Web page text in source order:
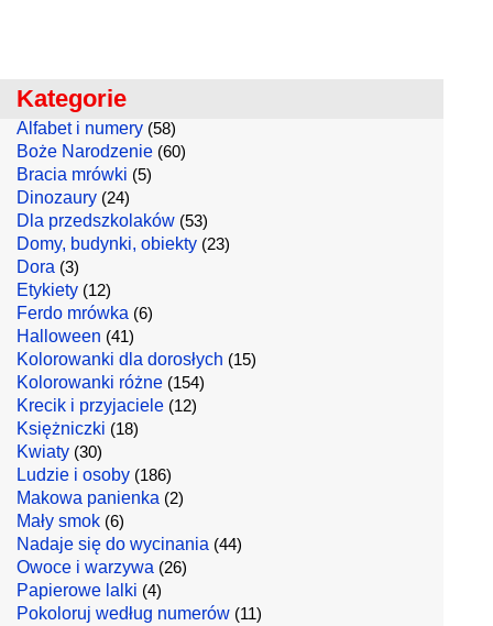
Kategorie
Alfabet i numery (58)
Boże Narodzenie (60)
Bracia mrówki (5)
Dinozaury (24)
Dla przedszkolaków (53)
Domy, budynki, obiekty (23)
Dora (3)
Etykiety (12)
Ferdo mrówka (6)
Halloween (41)
Kolorowanki dla dorosłych (15)
Kolorowanki różne (154)
Krecik i przyjaciele (12)
Księżniczki (18)
Kwiaty (30)
Ludzie i osoby (186)
Makowa panienka (2)
Mały smok (6)
Nadaje się do wycinania (44)
Owoce i warzywa (26)
Papierowe lalki (4)
Pokoloruj według numerów (11)